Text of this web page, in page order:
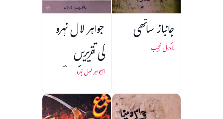
جانباز ساتھی
وکیل نجیب
جواہر لال نہرو
کی تقریریں
(1857 کی جنگ
آزادی)
جواہر لعل نہرو